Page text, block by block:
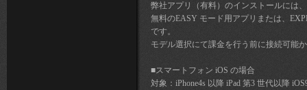
弊社アプリ（有料）のインストールには
無料のEASY モード用アプリまたは、
です。
モデル選択にて課金を行う前に接続可能
■スマートフォン iOS の場合
対象：iPhone4s 以降 iPad 第3 世代以降